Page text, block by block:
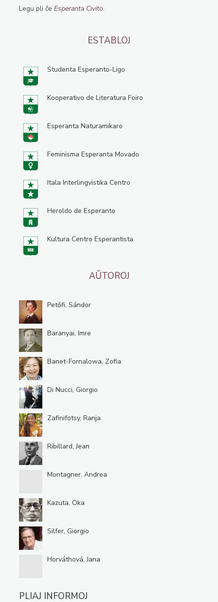
Legu pli ĉe Esperanta Civito.
ESTABLOJ
Studenta Esperanto-Ligo
Kooperativo de Literatura Foiro
Esperanta Naturamikaro
Feminisma Esperanta Movado
Itala Interlingvistika Centro
Heroldo de Esperanto
Kultura Centro Esperantista
AŬTOROJ
Petőfi, Sándor
Baranyai, Imre
Banet-Fornalowa, Zofia
Di Nucci, Giorgio
Zafinifotsy, Ranja
Ribillard, Jean
Montagner, Andrea
Kazuta, Oka
Silfer, Giorgio
Horváthová, Jana
PLIAJ INFORMOJ